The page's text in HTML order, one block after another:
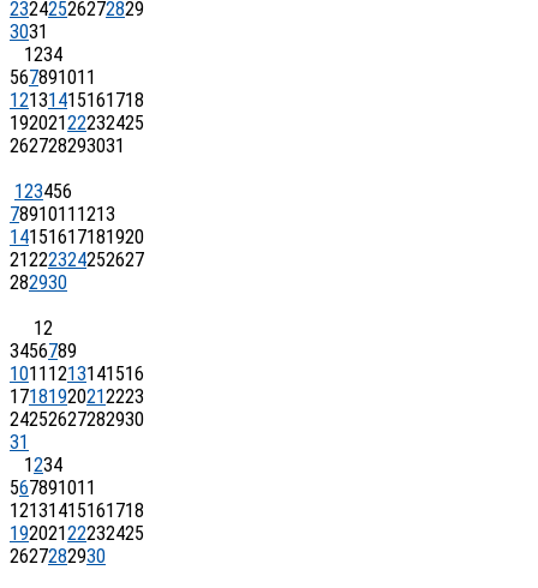
23242526272829
3031
1234
567891011
12131415161718
19202122232425
262728293031
123456
78910111213
14151617181920
21222324252627
282930
12
3456789
10111213141516
17181920212223
24252627282930
31
1234
567891011
12131415161718
19202122232425
2627282930